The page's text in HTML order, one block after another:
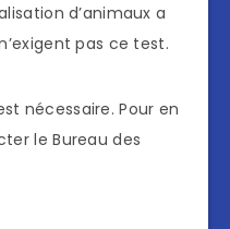
d’animaux a
pas ce test.
nécessaire. Pour en
le Bureau des